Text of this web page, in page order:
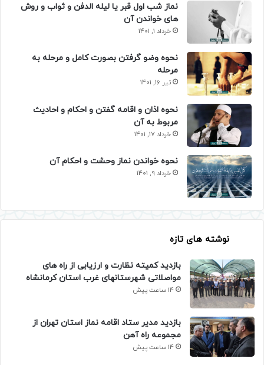
نماز شب اول قبر یا لیله الدفن و ثواب و روش
های خواندن آن
خرداد 1, 1401
نحوه وضو گرفتن بصورت کامل و مرحله به
مرحله
تیر 16, 1401
نحوه اذان و اقامه گفتن و احکام و احادیث
مربوط به آن
خرداد 17, 1401
نحوه خواندن نماز وحشت و احکام آن
خرداد 9, 1401
نوشته های تازه
بازدید کمیته نظارت و ارزیابی از راه های
مواصلاتی شهرستانهای غرب استان کرمانشاه
14 ساعت پیش
بازدید مدیر ستاد اقامه نماز استان تهران از
مجموعه راه آهن
14 ساعت پیش